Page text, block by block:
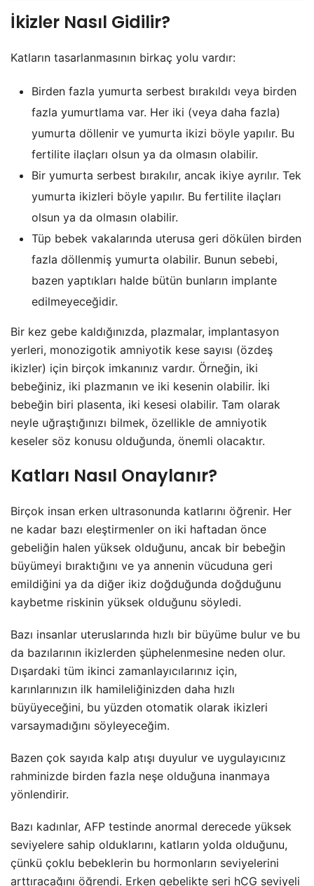
İkizler Nasıl Gidilir?
Katların tasarlanmasının birkaç yolu vardır:
Birden fazla yumurta serbest bırakıldı veya birden
fazla yumurtlama var. Her iki (veya daha fazla)
yumurta döllenir ve yumurta ikizi böyle yapılır. Bu
fertilite ilaçları olsun ya da olmasın olabilir.
Bir yumurta serbest bırakılır, ancak ikiye ayrılır. Tek
yumurta ikizleri böyle yapılır. Bu fertilite ilaçları
olsun ya da olmasın olabilir.
Tüp bebek vakalarında uterusa geri dökülen birden
fazla döllenmiş yumurta olabilir. Bunun sebebi,
bazen yaptıkları halde bütün bunların implante
edilmeyeceğidir.
Bir kez gebe kaldığınızda, plazmalar, implantasyon
yerleri, monozigotik amniyotik kese sayısı (özdeş
ikizler) için birçok imkanınız vardır. Örneğin, iki
bebeğiniz, iki plazmanın ve iki kesenin olabilir. İki
bebeğin biri plasenta, iki kesesi olabilir. Tam olarak
neyle uğraştığınızı bilmek, özellikle de amniyotik
keseler söz konusu olduğunda, önemli olacaktır.
Katları Nasıl Onaylanır?
Birçok insan erken ultrasonunda katlarını öğrenir. Her
ne kadar bazı eleştirmenler on iki haftadan önce
gebeliğin halen yüksek olduğunu, ancak bir bebeğin
büyümeyi bıraktığını ve ya annenin vücuduna geri
emildiğini ya da diğer ikiz doğduğunda doğduğunu
kaybetme riskinin yüksek olduğunu söyledi.
Bazı insanlar uteruslarında hızlı bir büyüme bulur ve bu
da bazılarının ikizlerden şüphelenmesine neden olur.
Dışardaki tüm ikinci zamanlayıcılarınız için,
karınlarınızın ilk hamileliğinizden daha hızlı
büyüyeceğini, bu yüzden otomatik olarak ikizleri
varsaymadığını söyleyeceğim.
Bazen çok sayıda kalp atışı duyulur ve uygulayıcınız
rahminizde birden fazla neşe olduğuna inanmaya
yönlendirir.
Bazı kadınlar, AFP testinde anormal derecede yüksek
seviyelere sahip olduklarını, katların yolda olduğunu,
çünkü çoklu bebeklerin bu hormonların seviyelerini
arttıracağını öğrendi. Erken gebelikte seri hCG seviyeli